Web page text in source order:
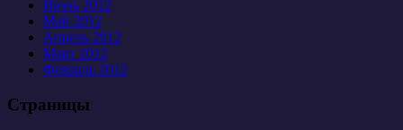
Июнь 2012
Май 2012
Апрель 2012
Март 2012
Февраль 2012
Страницы